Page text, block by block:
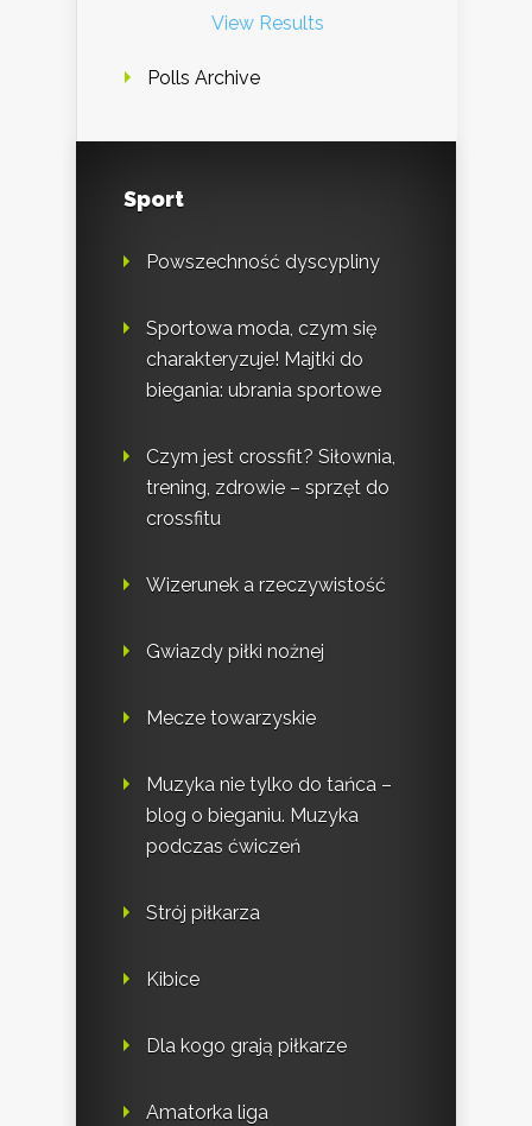
View Results
Polls Archive
Sport
Powszechność dyscypliny
Sportowa moda, czym się
charakteryzuje! Majtki do
biegania: ubrania sportowe
Czym jest crossfit? Siłownia,
trening, zdrowie – sprzęt do
crossfitu
Wizerunek a rzeczywistość
Gwiazdy piłki nożnej
Mecze towarzyskie
Muzyka nie tylko do tańca –
blog o bieganiu. Muzyka
podczas ćwiczeń
Strój piłkarza
Kibice
Dla kogo grają piłkarze
Amatorka liga